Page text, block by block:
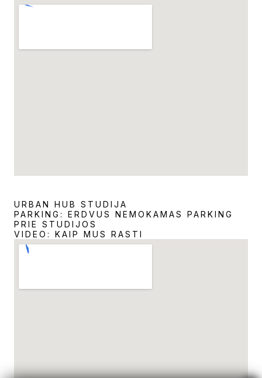
URBAN HUB STUDIJA
PARKING: ERDVUS NEMOKAMAS PARKING
PRIE STUDIJOS
VIDEO: KAIP MUS RASTI